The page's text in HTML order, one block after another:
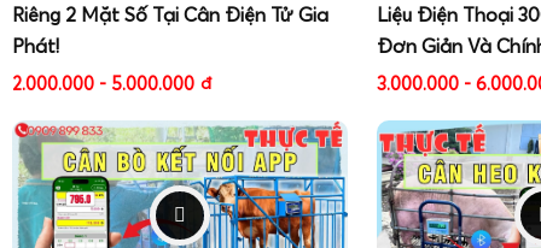
Cân điện tử tính tiền in tem(như cân điện tử Cas
Korea)tập trung vào việc in nhãn dán cho từng sản phẩm
in ra có thể chứa trọng lượng, đơn giá, thành tiền, ngày
tên sản phẩm, logo cửa hàng. Tem thường dùng giấy
Riêng 2 Mặt Số Tại Cân Điện Tử Gia
Phát!
2.000.000 - 5.000.000 đ
Liệu Điện Thoại
Đơn Giản Và
3.000.000 -